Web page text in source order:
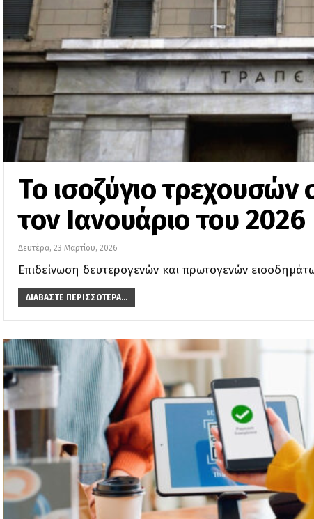
Το ισοζύγιο τρεχουσών
τον Ιανουάριο του 2026
Δευτέρα, 23 Μαρτίου, 2026
Επιδείνωση δευτερογενών και πρωτογενών
ΔΙΑΒΆΣΤΕ ΠΕΡΙΣΣΌΤΕΡΑ...